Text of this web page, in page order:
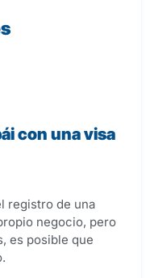
con una visa
registro de una
negocio, pero
es posible que